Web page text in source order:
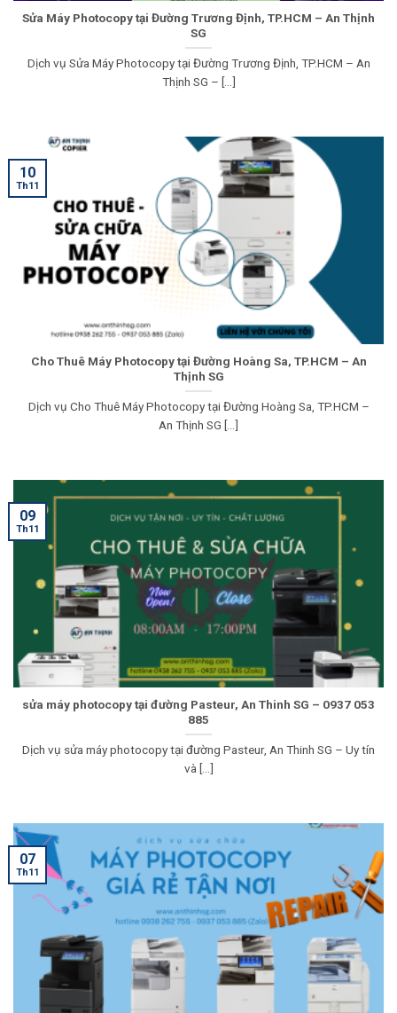
Sửa Máy Photocopy tại Đường Trương Định, TP.HCM – An Thịnh
SG
Dịch vụ Sửa Máy Photocopy tại Đường Trương Định, TP.HCM – An
Thịnh SG – [...]
Cho Thuê Máy Photocopy tại Đường Hoàng Sa, TP.HCM – An
Thịnh SG
Dịch vụ Cho Thuê Máy Photocopy tại Đường Hoàng Sa, TP.HCM –
An Thịnh SG [...]
10
Th11
sửa máy photocopy tại đường Pasteur, An Thinh SG – 0937 053
885
Dịch vụ sửa máy photocopy tại đường Pasteur, An Thinh SG – Uy tín
và [...]
09
Th11
07
Th11